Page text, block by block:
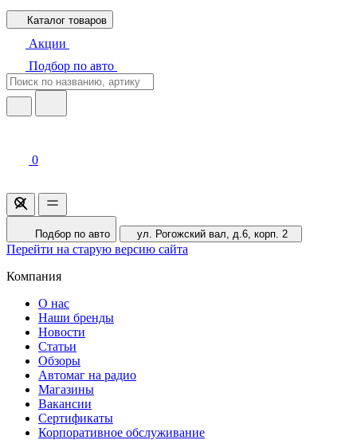
Каталог товаров
Акции
Подбор по авто
0
Подбор по авто ул. Рогожский вал, д.6, корп. 2
Перейти на старую версию сайта
Компания
О нас
Наши бренды
Новости
Статьи
Обзоры
Автомаг на радио
Магазины
Вакансии
Сертификаты
Корпоративное обслуживание